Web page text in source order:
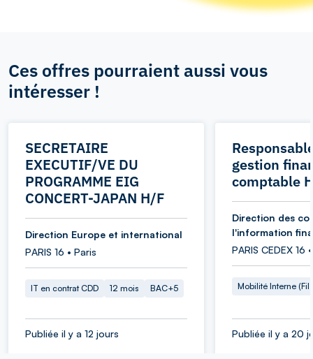
Ces offres pourraient aussi vous
intéresser !
SECRETAIRE
EXECUTIF/VE DU
PROGRAMME EIG
CONCERT-JAPAN H/F
Direction Europe et international
PARIS 16 • Paris
IT en contrat CDD 12 mois BAC+5
Publiée il y a 12 jours
gestion
comptable
Direction des
l'information
PARIS CEDEX 16
Mobilité Interne (Fil
Publiée il y a 20